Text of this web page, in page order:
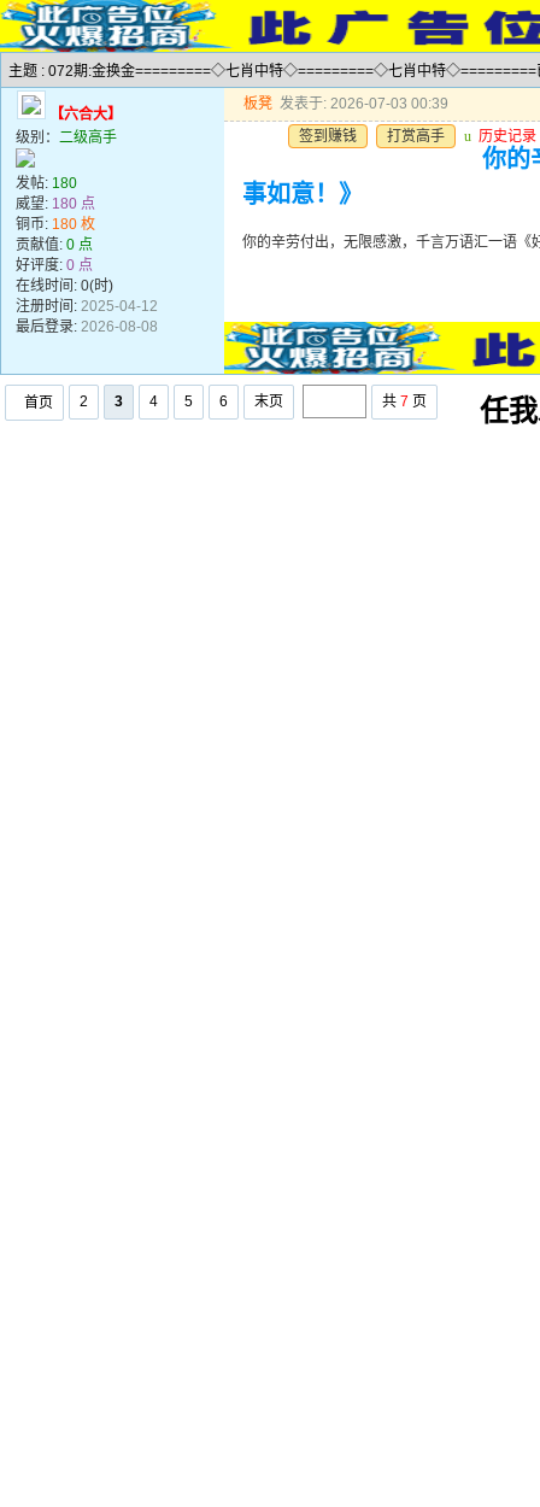
主题 : 072期:金换金=========◇七肖中特◇=========◇七肖中特◇=========
【六合大】
级别： 二级高手
发帖: 180
威望: 180 点
铜币: 180 枚
贡献值: 0 点
好评度: 0 点
在线时间: 0(时)
注册时间: 2025-04-12
最后登录: 2026-08-08
板凳 发表于: 2026-07-03 00:39
签到赚钱
打赏高手 u 历史记录
你的
事如意！》
你的辛劳付出，无限感激，千言万语汇一语《
首页 2 3 4 5 6 末页 共 7 页 任我